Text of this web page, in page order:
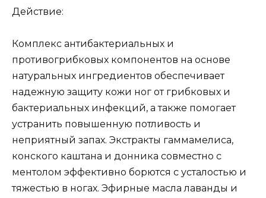
Действие:
Комплекс антибактериальных и
противогрибковых компонентов на основе
натуральных ингредиентов обеспечивает
надежную защиту кожи ног от грибковых и
бактериальных инфекций, а также помогает
устранить повышенную потливость и
неприятный запах. Экстракты гаммамелиса,
конского каштана и донника совместно с
ментолом эффективно борются с усталостью и
тяжестью в ногах. Эфирные масла лаванды и